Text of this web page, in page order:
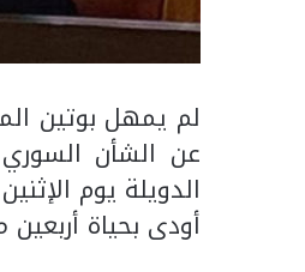
لم يمهل بوتين
عن الشأن
أودى بحياة